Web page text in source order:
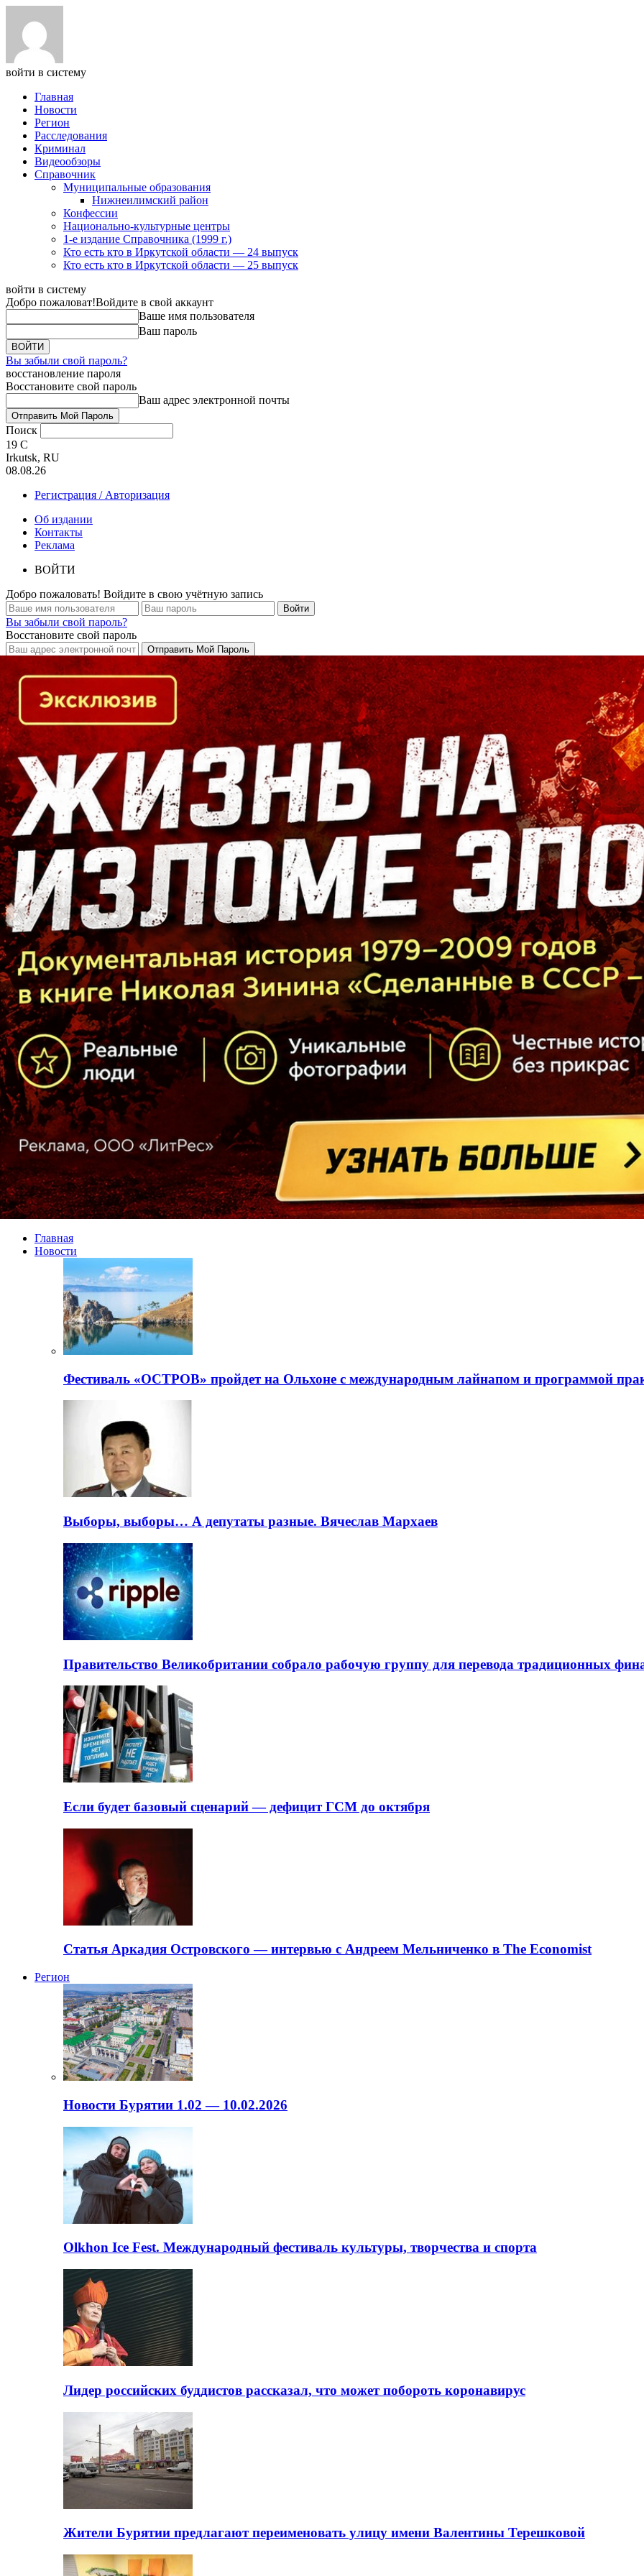
войти в систему
Главная
Новости
Регион
Расследования
Криминал
Видеообзоры
Справочник
Муниципальные образования
Нижнеилимский район
Конфессии
Национально-культурные центры
1-е издание Справочника (1999 г.)
Кто есть кто в Иркутской области — 24 выпуск
Кто есть кто в Иркутской области — 25 выпуск
войти в систему
Добро пожаловат!Войдите в свой аккаунт
Ваше имя пользователя
Ваш пароль
Вы забыли свой пароль?
восстановление пароля
Восстановите свой пароль
Ваш адрес электронной почты
Поиск
19 C
Irkutsk, RU
08.08.26
Регистрация / Авторизация
Об издании
Контакты
Реклама
ВОЙТИ
Добро пожаловать! Войдите в свою учётную запись
Вы забыли свой пароль?
Восстановите свой пароль
Кто есть кто в Байкальском регионе
Главная
Новости
Фестиваль «ОСТРОВ» пройдет на Ольхоне с международным лайнапом и программой
Выборы, выборы… А депутаты разные. Вячеслав Мархаев
Правительство Великобритании собрало рабочую группу для перевода традиционных
Если будет базовый сценарий — дефицит ГСМ до октября
Статья Аркадия Островского — интервью с Андреем Мельниченко в The Economist
Регион
Новости Бурятии 1.02 — 10.02.2026
Olkhon Ice Fest. Международный фестиваль культуры, творчества и спорта
Лидер российских буддистов рассказал, что может побороть коронавирус
Жители Бурятии предлагают переименовать улицу имени Валентины Терешковой